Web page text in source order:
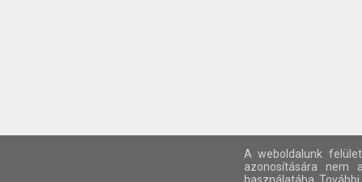
A weboldalunk
azonosítására nem